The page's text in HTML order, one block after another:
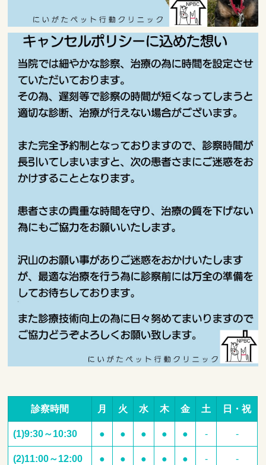
診察時間 月 火 水 木 金 土 日・祝
(1)9:30～10:30 ● ● ● ● ● - -
(2)11:00～12:00 ● ● ● ● ● - -